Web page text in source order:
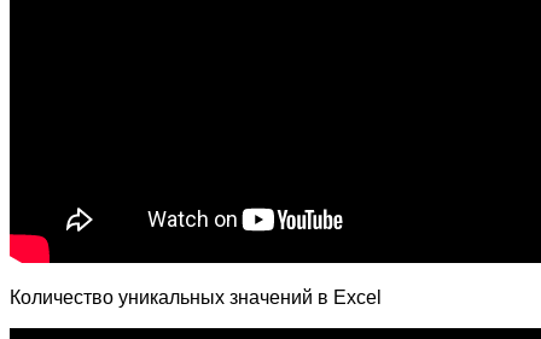
Количество уникальных значений в Excel